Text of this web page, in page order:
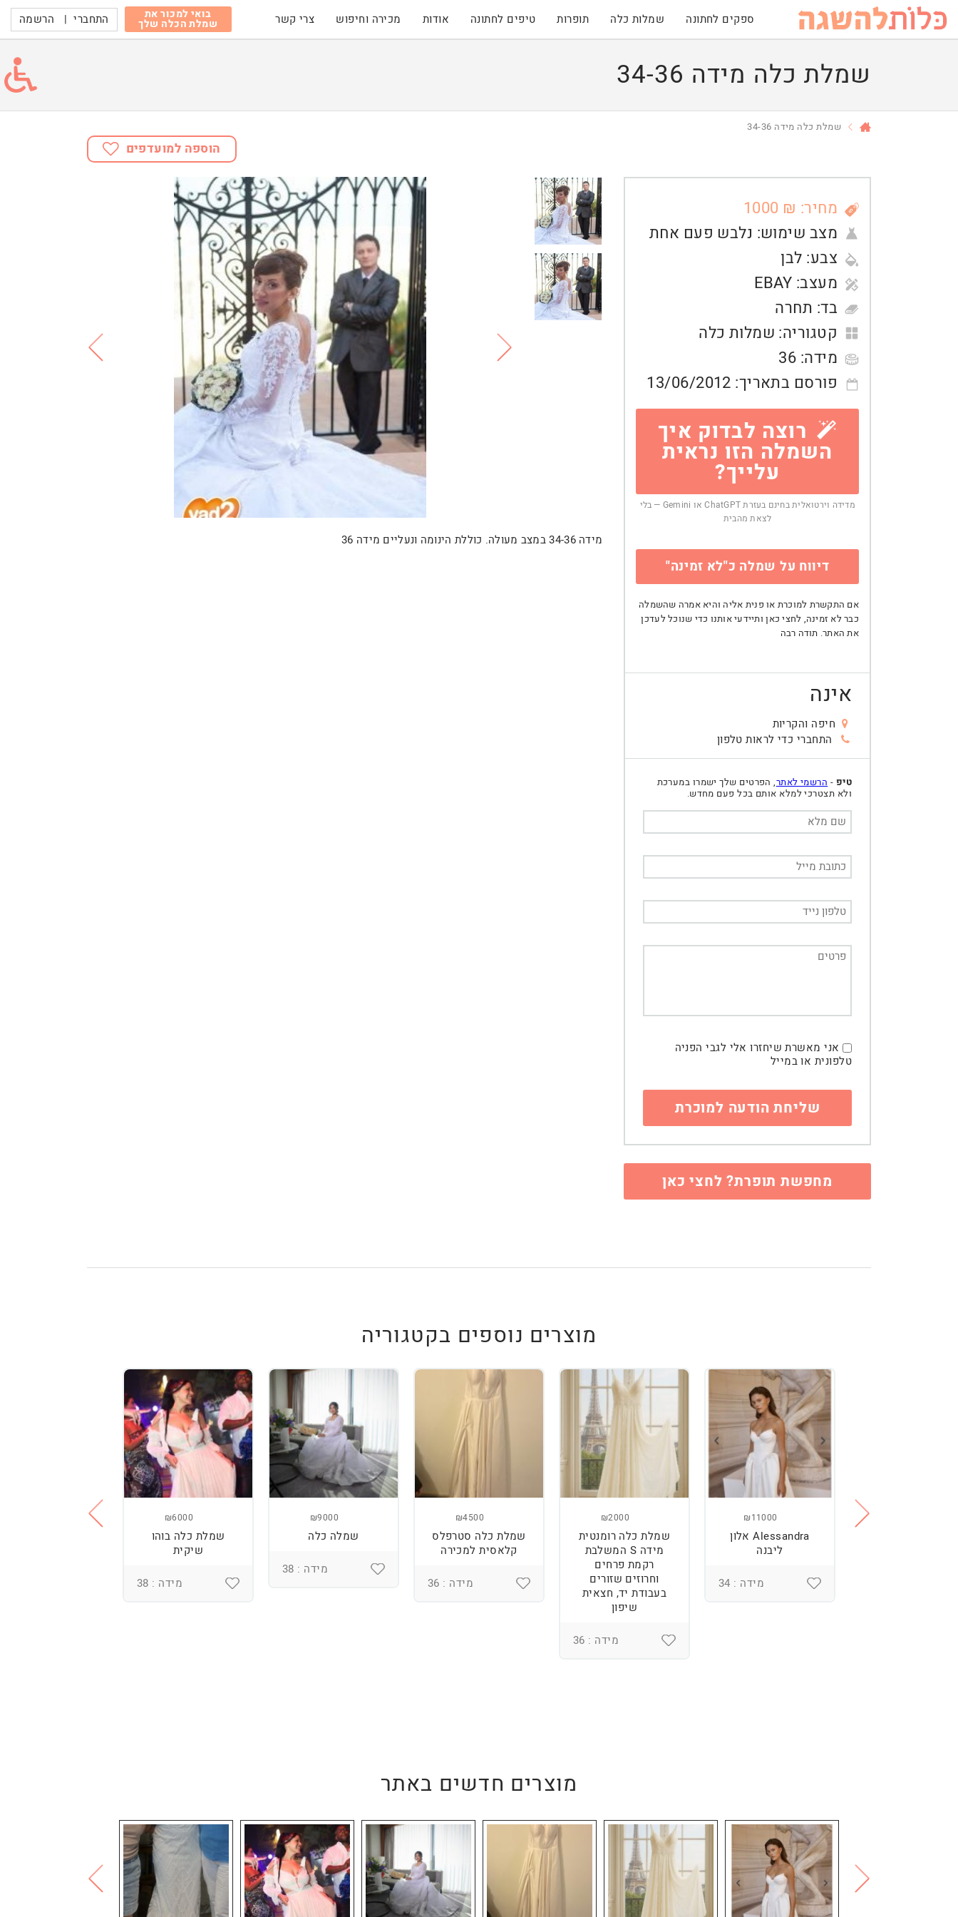
ספקים לחתונה שמלות כלה תופרות טיפים לחתונה אודות מכירה וחיפוש צרי קשר בואי למכור את
שמלת הכלה שלך התחברי | הרשמה
שמלת כלה מידה 34-36
שמלת כלה מידה 34-36
הוספה למועדפים
מחיר: ₪ 1000
מצב שימוש: נלבש פעם אחת
צבע: לבן
מעצב: EBAY
בד: תחרה
קטגוריה: שמלות כלה
מידה: 36
פורסם בתאריך: 13/06/2012
רוצה לבדוק איך
השמלה הזו נראית
עלייך?
מדידה וירטואלית בחינם בעזרת ChatGPT או Gemini — בלי
לצאת מהבית
דיווח על שמלה כ"לא זמינה"
אם התקשרת למוכרת או פנית אליה והיא אמרה שהשמלה
כבר לא זמינה, לחצי כאן ותיידעי אותנו כדי שנוכל לעדכן
את האתר. תודה רבה
אינה
חיפה והקריות
התחברי כדי לראות טלפון
טיפ - הרשמי לאתר, הפרטים שלך ישמרו במערכת
ולא תצטרכי למלא אותם בכל פעם מחדש.
אני מאשרת שיחזרו אלי לגבי הפניה
טלפונית או במייל
מחפשת תופרת? לחצי כאן
מידה 34-36 במצב מעולה. כוללת הינומה ונעליים מידה 36
מוצרים נוספים בקטגוריה
₪11000
Alessandra אלון
ליבנה
מידה : 34
₪2000
שמלת כלה רומנטית
מידה S המשלבת
רקמת פרחים
וחרוזים שזורים
בעבודת יד, חצאית
שיפון
מידה : 36
₪4500
שמלת כלה סטרפלס
קלאסית למכירה
מידה : 36
₪9000
שמלה כלה
מידה : 38
₪6000
שמלת כלה בוהו
שיקית
מידה : 38
מוצרים חדשים באתר